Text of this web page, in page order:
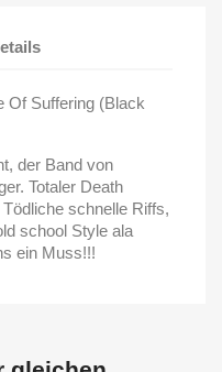
Of Suffering (Black
der Band von
Totaler Death
schnelle Riffs,
school Style ala
ein Muss!!!